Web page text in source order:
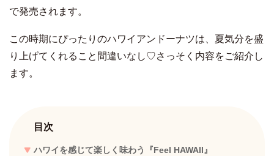
で発売されます。
この時期にぴったりのハワイアンドーナツは、夏気分を盛
り上げてくれること間違いなし♡さっそく内容をご紹介し
ます。
目次
ハワイを感じて楽しく味わう『Feel HAWAII』